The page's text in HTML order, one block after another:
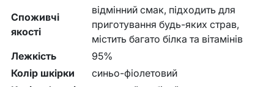
Споживчі
якості
відмінний смак, підходить для
приготування будь-яких страв,
містить багато білка та вітамінів
Лежкість
95%
Колір шкірки
синьо-фіолетовий